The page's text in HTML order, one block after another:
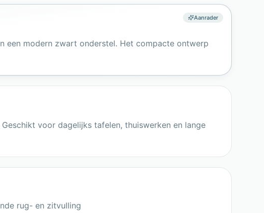
Aanrader
een modern zwart onderstel. Het compacte ontwerp
voor dagelijks tafelen, thuiswerken en lange
rug- en zitvulling